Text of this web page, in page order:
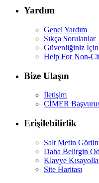
Yardım
Genel Yardım
Sıkça Sorulanlar
Güvenliğiniz İçin
Help For Non-
Bize Ulaşın
İletişim
CİMER
Erişilebilirlik
Salt Metin
Daha Belirgin
Klavye
Site Haritası